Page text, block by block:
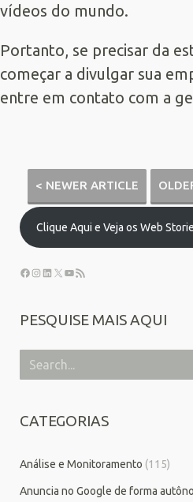
vídeos do mundo.
Portanto, se precisar da
começar a divulgar sua
entre em contato com a
< NEWER ARTICLE
Clique Aqui e Veja os Web
PESQUISE MAIS AQUI
CATEGORIAS
Análise e Monitoramento (115)
Anuncia no Google de forma